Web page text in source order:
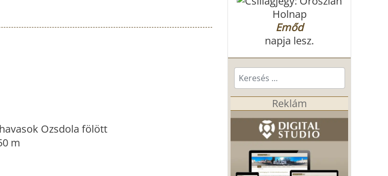
Ozsdola fölött
m
Holnap
Emőd
napja lesz.
Keresés...
Reklám